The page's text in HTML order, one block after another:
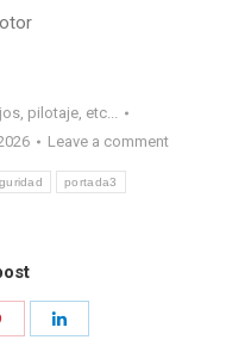
pilotaje, etc...
Leave a comment
portada3